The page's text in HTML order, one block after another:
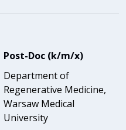
Post-Doc (k/m/x)
Department of
Regenerative Medicine,
Warsaw Medical
University